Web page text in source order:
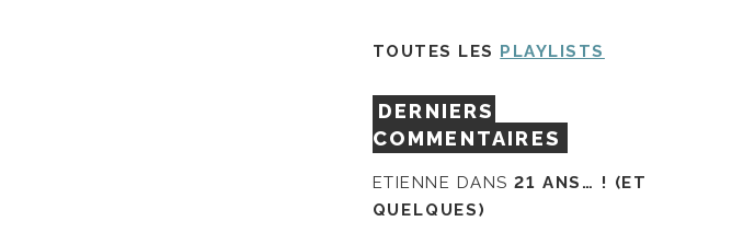
TOUTES LES PLAYLISTS
DERNIERS
COMMENTAIRES
ETIENNE DANS21 ANS… ! (ET
QUELQUES)